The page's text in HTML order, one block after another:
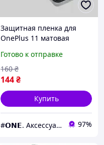
Защитная пленка для
OnePlus 11 матовая
телефон ванплас 11
матовая q0o
Готово к отправке
144₴
160 ₴
Купить
#𝗢𝗡𝗘. Аксессуары к смартфонам 97%